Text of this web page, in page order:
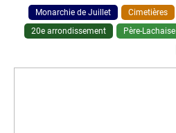
Monarchie de Juillet
Cimetières
20e arrondissement
Père-Lachaise